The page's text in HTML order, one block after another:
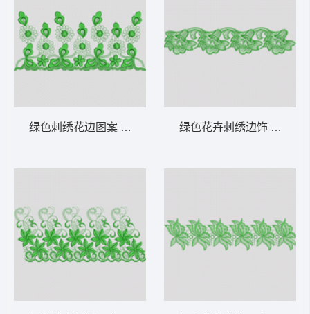
绿色刺绣花边图案 水溶 绿色花卉刺绣边饰 水溶